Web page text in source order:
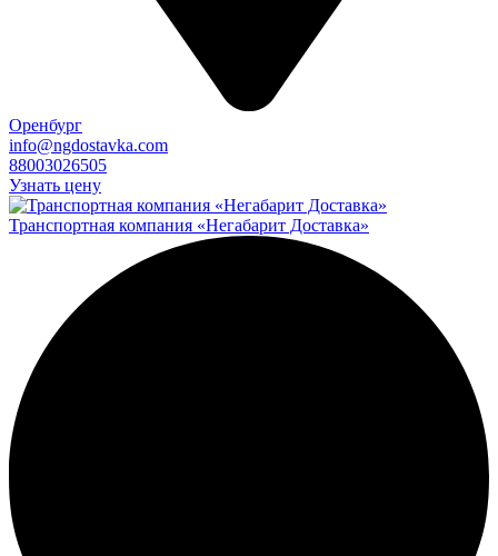
Оренбург
info@ngdostavka.com
88003026505
Узнать цену
Транспортная компания «Негабарит Доставка»